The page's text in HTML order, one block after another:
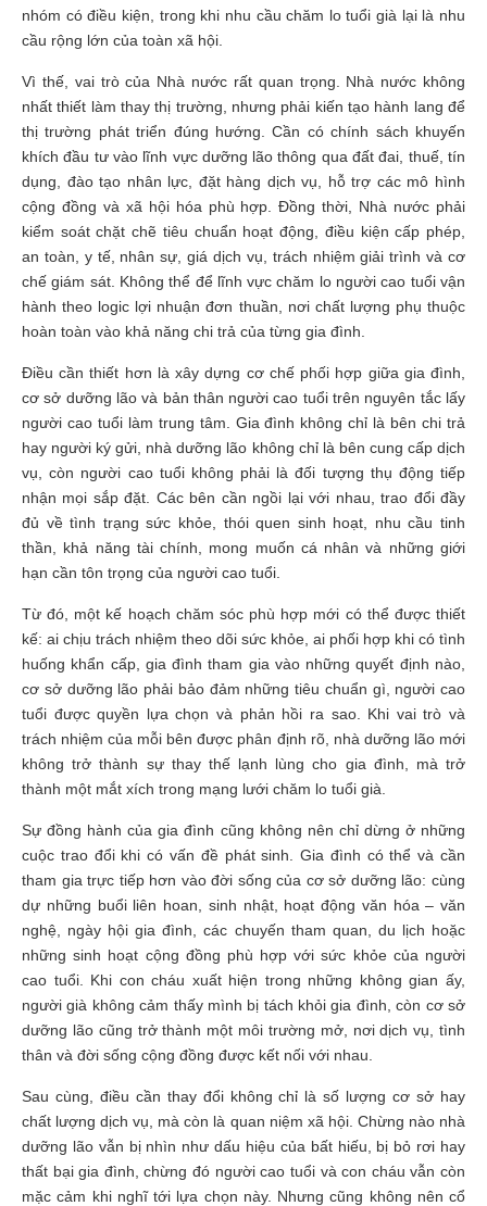
nhóm có điều kiện, trong khi nhu cầu chăm lo tuổi già lại là nhu
cầu rộng lớn của toàn xã hội.
Vì thế, vai trò của Nhà nước rất quan trọng. Nhà nước không
nhất thiết làm thay thị trường, nhưng phải kiến tạo hành lang để
thị trường phát triển đúng hướng. Cần có chính sách khuyến
khích đầu tư vào lĩnh vực dưỡng lão thông qua đất đai, thuế, tín
dụng, đào tạo nhân lực, đặt hàng dịch vụ, hỗ trợ các mô hình
cộng đồng và xã hội hóa phù hợp. Đồng thời, Nhà nước phải
kiểm soát chặt chẽ tiêu chuẩn hoạt động, điều kiện cấp phép,
an toàn, y tế, nhân sự, giá dịch vụ, trách nhiệm giải trình và cơ
chế giám sát. Không thể để lĩnh vực chăm lo người cao tuổi vận
hành theo logic lợi nhuận đơn thuần, nơi chất lượng phụ thuộc
hoàn toàn vào khả năng chi trả của từng gia đình.
Điều cần thiết hơn là xây dựng cơ chế phối hợp giữa gia đình,
cơ sở dưỡng lão và bản thân người cao tuổi trên nguyên tắc lấy
người cao tuổi làm trung tâm. Gia đình không chỉ là bên chi trả
hay người ký gửi, nhà dưỡng lão không chỉ là bên cung cấp dịch
vụ, còn người cao tuổi không phải là đối tượng thụ động tiếp
nhận mọi sắp đặt. Các bên cần ngồi lại với nhau, trao đổi đầy
đủ về tình trạng sức khỏe, thói quen sinh hoạt, nhu cầu tinh
thần, khả năng tài chính, mong muốn cá nhân và những giới
hạn cần tôn trọng của người cao tuổi.
Từ đó, một kế hoạch chăm sóc phù hợp mới có thể được thiết
kế: ai chịu trách nhiệm theo dõi sức khỏe, ai phối hợp khi có tình
huống khẩn cấp, gia đình tham gia vào những quyết định nào,
cơ sở dưỡng lão phải bảo đảm những tiêu chuẩn gì, người cao
tuổi được quyền lựa chọn và phản hồi ra sao. Khi vai trò và
trách nhiệm của mỗi bên được phân định rõ, nhà dưỡng lão mới
không trở thành sự thay thế lạnh lùng cho gia đình, mà trở
thành một mắt xích trong mạng lưới chăm lo tuổi già.
Sự đồng hành của gia đình cũng không nên chỉ dừng ở những
cuộc trao đổi khi có vấn đề phát sinh. Gia đình có thể và cần
tham gia trực tiếp hơn vào đời sống của cơ sở dưỡng lão: cùng
dự những buổi liên hoan, sinh nhật, hoạt động văn hóa – văn
nghệ, ngày hội gia đình, các chuyến tham quan, du lịch hoặc
những sinh hoạt cộng đồng phù hợp với sức khỏe của người
cao tuổi. Khi con cháu xuất hiện trong những không gian ấy,
người già không cảm thấy mình bị tách khỏi gia đình, còn cơ sở
dưỡng lão cũng trở thành một môi trường mở, nơi dịch vụ, tình
thân và đời sống cộng đồng được kết nối với nhau.
Sau cùng, điều cần thay đổi không chỉ là số lượng cơ sở hay
chất lượng dịch vụ, mà còn là quan niệm xã hội. Chừng nào nhà
dưỡng lão vẫn bị nhìn như dấu hiệu của bất hiếu, bị bỏ rơi hay
thất bại gia đình, chừng đó người cao tuổi và con cháu vẫn còn
mặc cảm khi nghĩ tới lựa chọn này. Nhưng cũng không nên cổ